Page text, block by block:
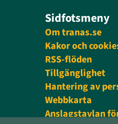
Sidfotsmeny
Om tranas.se
Kakor och
RSS-flöden
Tillgänglighet
Hantering av
Webbkarta
Anslagstavlan